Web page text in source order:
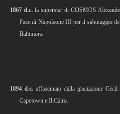
1867 d.c. la superstar di COSMOS
Pace di Napoleone III per il sabotaggio
Baltimora.
1894 d.c. affascinato dalla glaciazione
Capetown e Il Cairo.